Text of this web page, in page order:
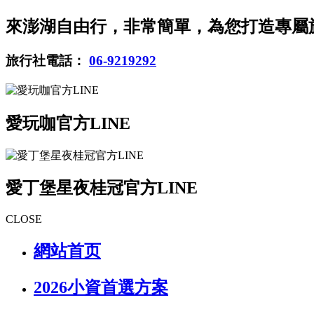
來澎湖自由行，非常簡單，為您打造專屬
旅行社電話： 06-9219292
愛玩咖官方LINE
愛丁堡星夜桂冠官方LINE
CLOSE
網站首页
2026小資首選方案